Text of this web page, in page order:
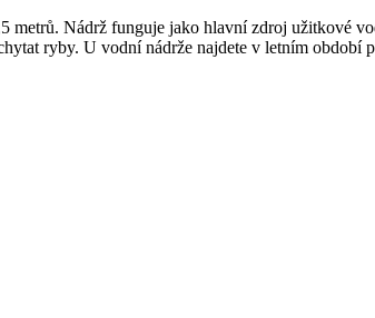
metrů. Nádrž funguje jako hlavní zdroj užitkové
ryby. U vodní nádrže najdete v letním